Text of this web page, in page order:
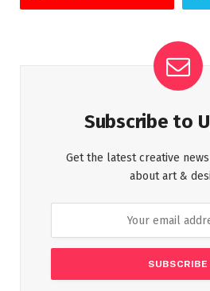
Subscribe to
Get the latest creative
about art &